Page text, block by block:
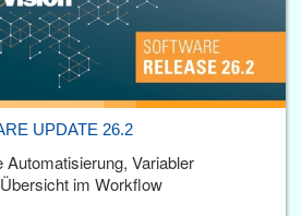
UPDATE 26.2
Variabler
im Workflow